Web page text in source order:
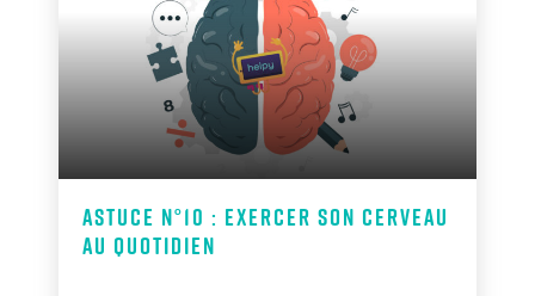
Astuce N°10 : exercer son cerveau
au quotidien